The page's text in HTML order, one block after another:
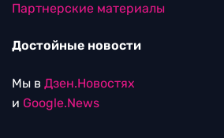
Партнерские материалы
Достойные новости
Мы в Дзен.Новостях
и Google.News